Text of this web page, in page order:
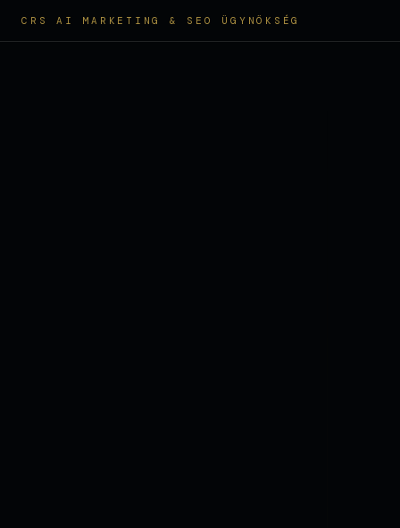
CRS AI MARKETING & SEO ÜGYNÖKSÉG